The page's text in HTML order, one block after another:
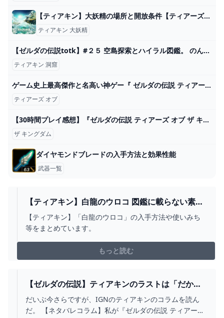
【ティアキン】大妖精の場所と開放条件【ティアーズオブザキングダム】 - ティアキン攻略Wiki Gamerch
ティアキン 大妖精
【ゼルダの伝説totk】#２５ 空島探索とハイラル図鑑。 のんびり実況 ～ハイラル平原鳥望台エリア～ - YouTube
ティアキン 洞窟
ゲーム史上最高傑作と名高い神ゲー『 ゼルダの伝説 ティアーズ オブ ザ キングダム 』#13 - YouTube
ティアーズ オブ
【30時間プレイ感想】『ゼルダの伝説 ティアーズ オブ ザ キングダム』素直に面白過ぎる！なんでもできる最高の体験【ニンテンドースイッチ】 - YouTube
ザ キングダム
ダイヤモンドブレードの入手方法と効果性能
武器一覧
【ティアキン】白龍のウロコ 図鑑に載らない素材
- ゼルダの伝説 ティアーズオブザキングダム 攻略
WIKI ティアキン ： ヘイグ攻略まとめWIKI
【ティアキン】「白龍のウロコ」の入手方法や使いみち
等をまとめています。
もっと読む
【ゼルダの伝説】ティアキンのラストは「だから
ダメ」ではなく「あれだからいい」という話｜て
っけん
だいぶ今さらですが、IGNのティアキンのコラムを読ん
だ。 【ネタバレコラム】私が『ゼルダの伝説 ティアーズ